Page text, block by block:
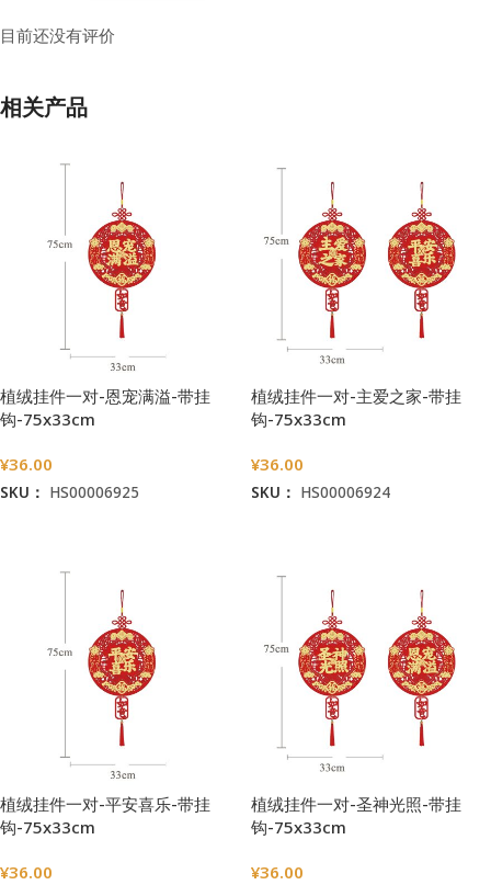
目前还没有评价
相关产品
植绒挂件一对-恩宠满溢-带挂
钩-75x33cm
¥36.00
SKU： HS00006925
植绒挂件一对-主爱之家-带挂
钩-75x33cm
¥36.00
SKU： HS00006924
植绒挂件一对-平安喜乐-带挂
钩-75x33cm
¥36.00
植绒挂件一对-圣神光照-带挂
钩-75x33cm
¥36.00